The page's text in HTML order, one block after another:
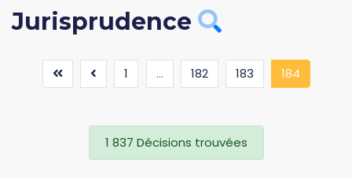
Jurisprudence
1 ... 182 183 184(current)
1 837 Décisions trouvées